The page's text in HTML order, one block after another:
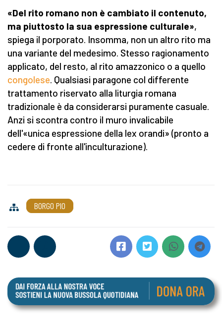
«Del rito romano non è cambiato il contenuto,
ma piuttosto la sua espressione culturale»,
spiega il porporato. Insomma, non un altro rito ma
una variante del medesimo. Stesso ragionamento
applicato, del resto, al rito amazzonico o a quello
congolese. Qualsiasi paragone col differente
trattamento riservato alla liturgia romana
tradizionale è da considerarsi puramente casuale.
Anzi si scontra contro il muro invalicabile
dell'«unica espressione della lex orandi» (pronto a
cedere di fronte all'inculturazione).
BORGO PIO